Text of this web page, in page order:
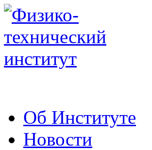
Об Институте
Новости